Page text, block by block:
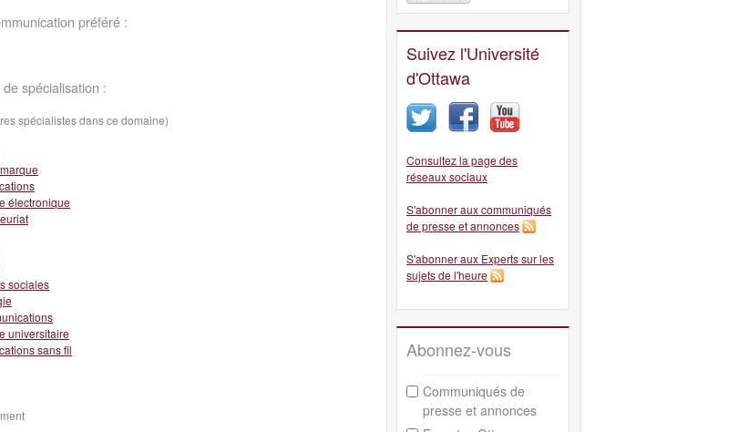
préféré :
spécialisation :
spécialistes dans ce domaine)
électronique
sociales
universitaire
sans fil
Suivez l'Université
d'Ottawa
Consultez la page des
réseaux sociaux
S'abonner aux communiqués
de presse et annonces
S'abonner aux Experts sur les
sujets de l'heure
Abonnez-vous
Communiqués de
presse et annonces